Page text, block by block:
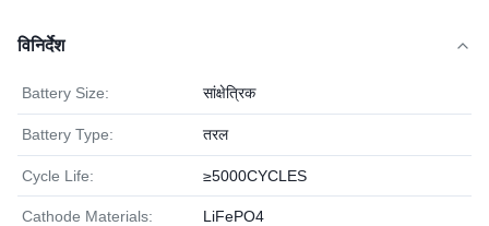
विनिर्देश
Battery Size: सांक्षेत्रिक
Battery Type: तरल
Cycle Life: ≥5000CYCLES
Cathode Materials: LiFePO4